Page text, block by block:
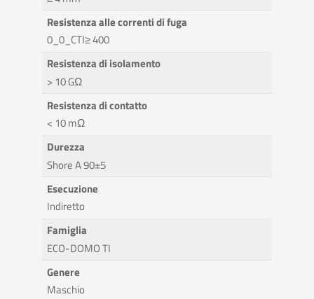
Resistenza alle correnti di fuga
0_0_CTI≥ 400
Resistenza di isolamento
> 10 GΩ
Resistenza di contatto
< 10 mΩ
Durezza
Shore A 90±5
Esecuzione
Indiretto
Famiglia
ECO-DOMO TI
Genere
Maschio